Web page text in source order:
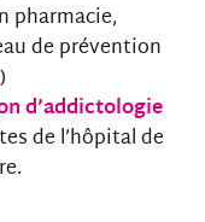
pharmacie,
de prévention
d’addictologie
de l’hôpital de